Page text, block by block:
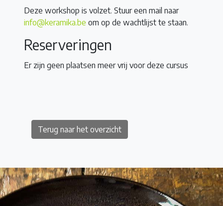
Deze workshop is volzet. Stuur een mail naar
info@keramika.be om op de wachtlijst te staan.
Reserveringen
Er zijn geen plaatsen meer vrij voor deze cursus
Terug naar het overzicht